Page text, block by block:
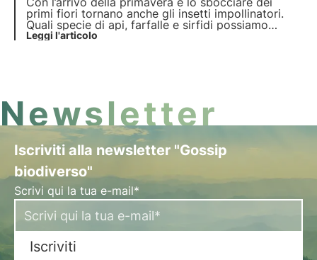
primi fiori tornano anche gli insetti impollinatori.
Quali specie di api, farfalle e sirfidi possiamo
incontrare tra marzo e aprile? Impariamo ad
Leggi l'articolo
Newsletter
Iscriviti alla newsletter "Gossip
biodiverso"
Scrivi qui la tua e-mail*
Iscriviti